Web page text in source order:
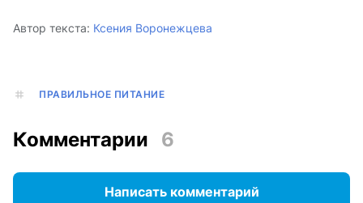
Автор текста: Ксения Воронежцева
ПРАВИЛЬНОЕ ПИТАНИЕ
Комментарии 6
Написать комментарий